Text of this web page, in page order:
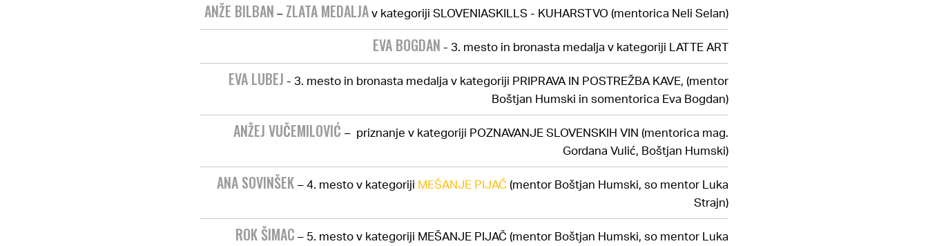
ANŽE BILBAN – ZLATA MEDALJAv kategoriji SLOVENIASKILLS - KUHARSTVO (mentorica Neli Selan)
EVA BOGDAN - 3. mesto in bronasta medalja v kategoriji LATTE ART
EVA LUBEJ - 3. mesto in bronasta medalja v kategoriji PRIPRAVA IN POSTREŽBA KAVE, (mentor
Boštjan Humski in somentorica Eva Bogdan)
ANŽEJ VUČEMILOVIĆ – priznanje v kategoriji POZNAVANJE SLOVENSKIH VIN (mentorica mag.
Gordana Vulić, Boštjan Humski)
ANA SOVINŠEK – 4. mesto v kategoriji MEŠANJE PIJAČ (mentor Boštjan Humski, so mentor Luka
Strajn)
ROK ŠIMAC – 5. mesto v kategoriji MEŠANJE PIJAČ (mentor Boštjan Humski, so mentor Luka